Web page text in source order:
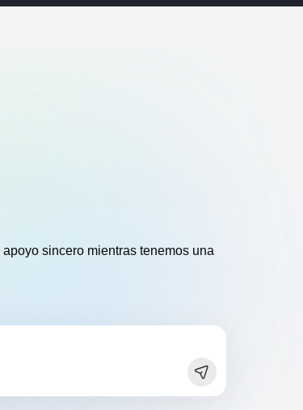
sincero mientras tenemos una